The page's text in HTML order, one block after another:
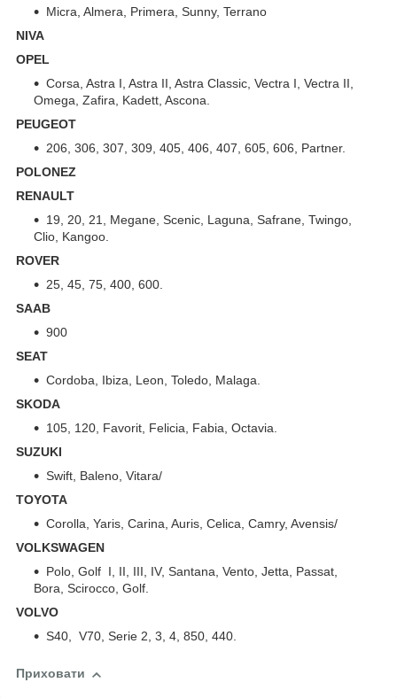
Micra, Almera, Primera, Sunny, Terrano
NIVA
OPEL
Corsa, Astra I, Astra II, Astra Classic, Vectra I, Vectra II,
Omega, Zafira, Kadett, Ascona.
PEUGEOT
206, 306, 307, 309, 405, 406, 407, 605, 606, Partner.
POLONEZ
RENAULT
19, 20, 21, Megane, Scenic, Laguna, Safrane, Twingo,
Clio, Kangoo.
ROVER
25, 45, 75, 400, 600.
SAAB
900
SEAT
Cordoba, Ibiza, Leon, Toledo, Malaga.
SKODA
105, 120, Favorit, Felicia, Fabia, Octavia.
SUZUKI
Swift, Baleno, Vitara/
TOYOTA
Corolla, Yaris, Carina, Auris, Celica, Camry, Avensis/
VOLKSWAGEN
Polo, Golf I, II, III, IV, Santana, Vento, Jetta, Passat,
Bora, Scirocco, Golf.
VOLVO
S40, V70, Serie 2, 3, 4, 850, 440.
Приховати